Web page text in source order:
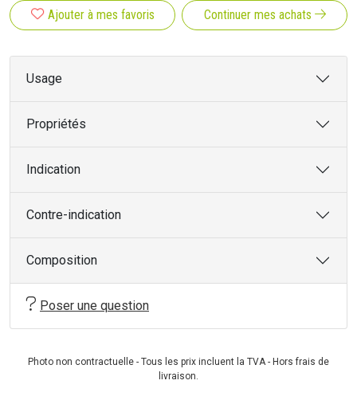
Ajouter à mes favoris Continuer mes achats
Usage
Propriétés
Indication
Contre-indication
Composition
Poser une question
Photo non contractuelle - Tous les prix incluent la TVA - Hors frais de
livraison.